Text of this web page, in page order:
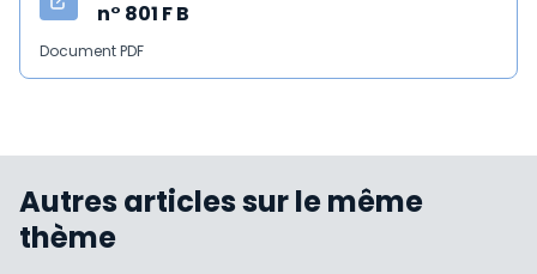
n° 801 F B
Document PDF
Autres articles sur le même
thème